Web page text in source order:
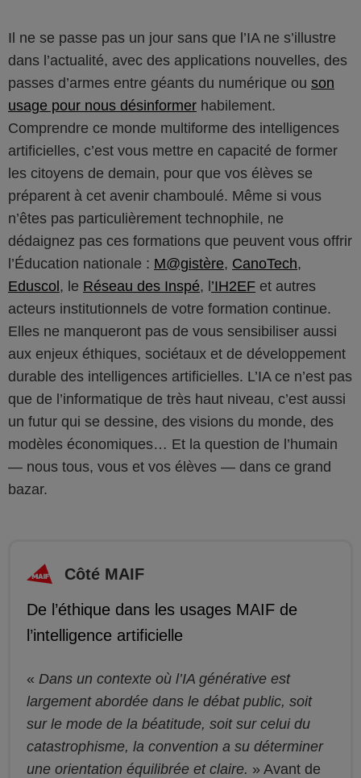
Il ne se passe pas un jour sans que l’IA ne s’illustre
dans l’actualité, avec des applications nouvelles, des
passes d’armes entre géants du numérique ou son
usage pour nous désinformer habilement.
Comprendre ce monde multiforme des intelligences
artificielles, c’est vous mettre en capacité de former
les citoyens de demain, pour que vos élèves se
préparent à cet avenir chamboulé. Même si vous
n’êtes pas particulièrement technophile, ne
dédaignez pas ces formations que peuvent vous offrir
l’Éducation nationale : M@gistère, CanoTech,
Eduscol, le Réseau des Inspé, l’IH2EF et autres
acteurs institutionnels de votre formation continue.
Elles ne manqueront pas de vous sensibiliser aussi
aux enjeux éthiques, sociétaux et de développement
durable des intelligences artificielles. L’IA ce n’est pas
que de l’informatique de très haut niveau, c’est aussi
un futur qui se dessine, des visions du monde, des
modèles économiques… Et la question de l’humain
— nous tous, vous et vos élèves — dans ce grand
bazar.
Côté MAIF
De l’éthique dans les usages MAIF de
l’intelligence artificielle
Dans un contexte où l’IA générative est
largement abordée dans le débat public, soit
sur le mode de la béatitude, soit sur celui du
catastrophisme, la convention a su déterminer
une orientation équilibrée et claire.
Avant de